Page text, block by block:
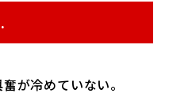
が冷めていない。